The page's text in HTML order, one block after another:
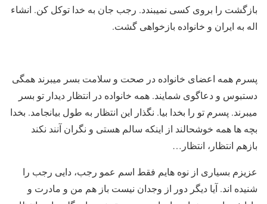
بازگشت را بروی کسی نمیبندد. رجب جان به خدا توکل کن. انشاء
اله به ایران و خانواده بازخواهی گشت.
پسرم همه اعضای خانواده در صحت و سلامت بسر میبرند همگی
دستبوس و دعاگوی شمایند. همه خانواده در انتظار دیدار تو بسر
میبرند. پسرم تو را بخدا بیا. نگذار این انتظار به طول بیانجامد. بخدا
بچه ها همه خوشحالند از اینکه سالم هستی و نگران آنند نکند
بازهم انتظار، انتظار…
عزیزم بسیاری از نوه هایم فقط اسم عمو رجب، دایی رجب را
شنیده اند. آیا دیگر دور از وجدان نیست باز هم من و مادرت و